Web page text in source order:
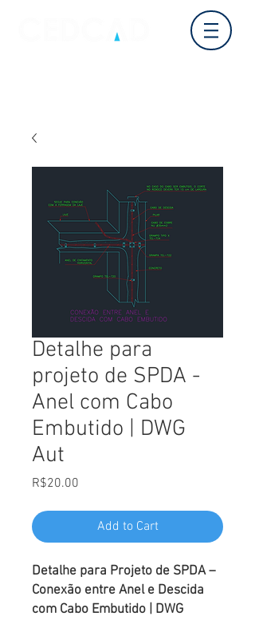
Detalhe para
projeto de SPDA -
Anel com Cabo
Embutido | DWG
Aut
R$20.00
Add to Cart
Detalhe para Projeto de SPDA –
Conexão entre Anel e Descida
com Cabo Embutido | DWG